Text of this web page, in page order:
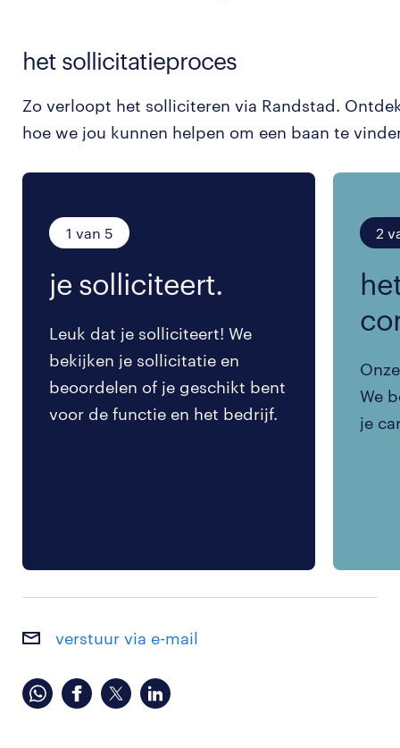
het sollicitatieproces
Zo verloopt het solliciteren via Randstad.
hoe we jou kunnen helpen om een baan te
1 van 5
je solliciteert.
Leuk dat je solliciteert! We
bekijken je sollicitatie en
beoordelen of je geschikt bent
voor de functie en het bedrijf.
2
We
je
verstuur via e-mail